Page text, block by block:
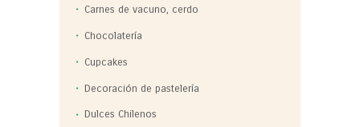
Carnes de vacuno, cerdo
Chocolatería
Cupcakes
Decoración de pastelería
Dulces Chilenos